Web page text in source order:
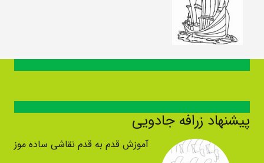
پیشنهاد زرافه جادویی
آموزش قدم به قدم نقاشی ساده موز